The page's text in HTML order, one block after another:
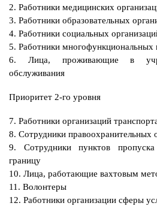
2. Работники медицинских
3. Работники образовательных
4. Работники социальных
5. Работники многофункциональных
6. Лица, проживающие в
обслуживания
Приоритет 2-го уровня
7. Работники организаций
8. Сотрудники правоохранительных
9. Сотрудники пунктов пропуска
границу
10. Лица, работающие вахтовым
11. Волонтеры
12. Работники организации сферы